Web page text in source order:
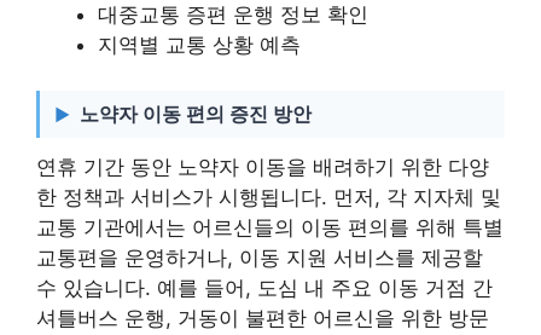
대중교통 증편 운행 정보 확인
지역별 교통 상황 예측
노약자 이동 편의 증진 방안
연휴 기간 동안 노약자 이동을 배려하기 위한 다양
한 정책과 서비스가 시행됩니다. 먼저, 각 지자체 및
교통 기관에서는 어르신들의 이동 편의를 위해 특별
교통편을 운영하거나, 이동 지원 서비스를 제공할
수 있습니다. 예를 들어, 도심 내 주요 이동 거점 간
셔틀버스 운행, 거동이 불편한 어르신을 위한 방문